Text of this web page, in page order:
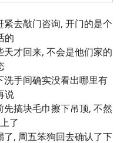
去敲门咨询, 开门的是个
的
才回来, 不会是他们家的
手间确实没看出哪里有
说
搞块毛巾擦下吊顶, 不然
了
, 周五笨狗回去确认了下